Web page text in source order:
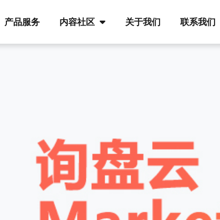
产品服务 内容社区 关于我们 联系我们